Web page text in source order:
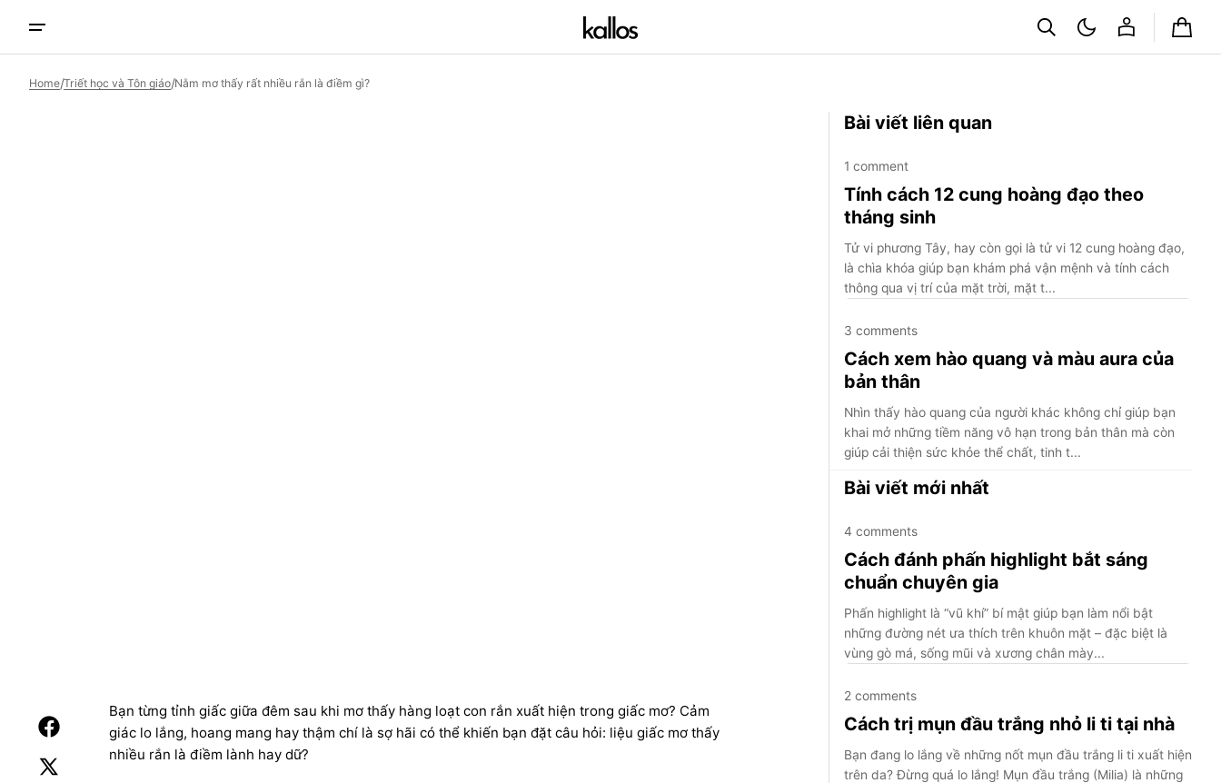
content
Cart
Home/Triết học và Tôn giáo/Nằm mơ thấy rất nhiều rắn là điềm gì?
Bạn từng tỉnh giấc giữa đêm sau khi mơ thấy hàng loạt con rắn xuất hiện trong giấc mơ? Cảm
giác lo lắng, hoang mang hay thậm chí là sợ hãi có thể khiến bạn đặt câu hỏi: liệu giấc mơ thấy
nhiều rắn là điềm lành hay dữ?
Bài viết liên quan
1 comment
Tính cách 12 cung hoàng đạo theo
tháng sinh
Tử vi phương Tây, hay còn gọi là tử vi 12 cung hoàng đạo,
là chìa khóa giúp bạn khám phá vận mệnh và tính cách
thông qua vị trí của mặt trời, mặt t...
3 comments
Cách xem hào quang và màu aura của
bản thân
Nhìn thấy hào quang của người khác không chỉ giúp bạn
khai mở những tiềm năng vô hạn trong bản thân mà còn
giúp cải thiện sức khỏe thể chất, tinh t...
Bài viết mới nhất
4 comments
Cách đánh phấn highlight bắt sáng
chuẩn chuyên gia
Phấn highlight là “vũ khí” bí mật giúp bạn làm nổi bật
những đường nét ưa thích trên khuôn mặt – đặc biệt là
vùng gò má, sống mũi và xương chân mày...
2 comments
Cách trị mụn đầu trắng nhỏ li ti tại nhà
Bạn đang lo lắng về những nốt mụn đầu trắng li ti xuất hiện
trên da? Đừng quá lo lắng! Mụn đầu trắng (Milia) là những